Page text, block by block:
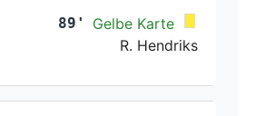
89'
Gelbe Karte
R. Hendriks